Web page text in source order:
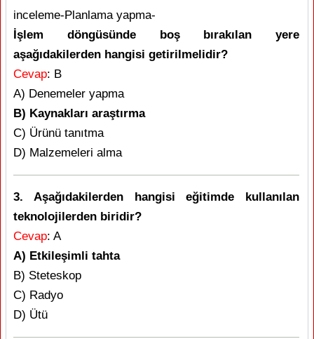
inceleme-Planlama yapma-
İşlem döngüsünde boş bırakılan yere
aşağıdakilerden hangisi getirilmelidir?
Cevap: B
A) Denemeler yapma
B) Kaynakları araştırma
C) Ürünü tanıtma
D) Malzemeleri alma
3. Aşağıdakilerden hangisi eğitimde kullanılan
teknolojilerden biridir?
Cevap: A
A) Etkileşimli tahta
B) Steteskop
C) Radyo
D) Ütü